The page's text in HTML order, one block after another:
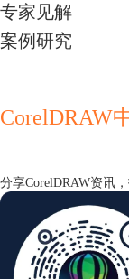
专家见解
案例研究
CorelDRAW
分享CorelDRAW资讯